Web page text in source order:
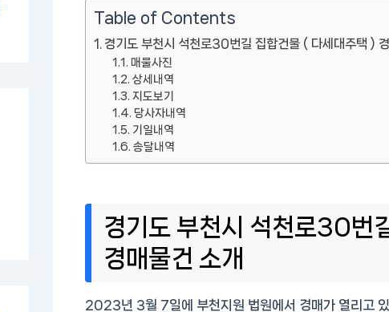
Table of Contents
경기도 부천시 석천로30번길 집합건물 ( 다세대주택 )
매물사진
상세내역
지도보기
당사자내역
기일내역
송달내역
경기도 부천시 석천로30번
경매물건 소개
2023년 3월 7일에 부천지원 법원에서 경매가 열리고 있